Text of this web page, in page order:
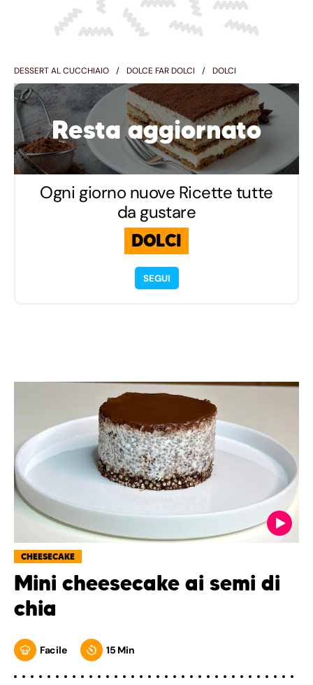
DESSERT AL CUCCHIAIO DOLCE FAR DOLCI DOLCI
Resta aggiornato
Ogni giorno nuove Ricette tutte
da gustare
DOLCI
SEGUI
CHEESECAKE
Mini cheesecake ai semi di
chia
Facile 15 Min